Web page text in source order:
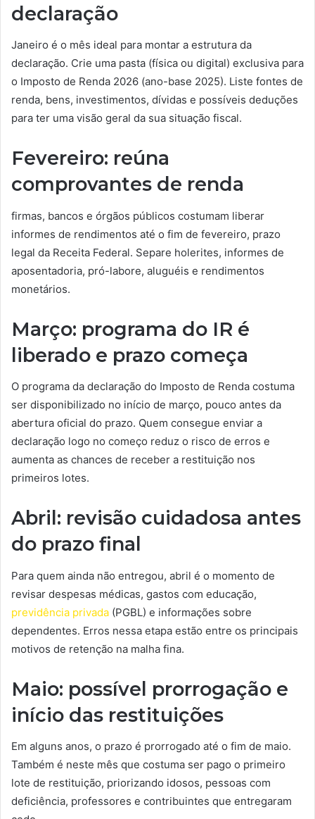
declaração
Janeiro é o mês ideal para montar a estrutura da
declaração. Crie uma pasta (física ou digital) exclusiva para
o Imposto de Renda 2026 (ano-base 2025). Liste fontes de
renda, bens, investimentos, dívidas e possíveis deduções
para ter uma visão geral da sua situação fiscal.
Fevereiro: reúna
comprovantes de renda
firmas, bancos e órgãos públicos costumam liberar
informes de rendimentos até o fim de fevereiro, prazo
legal da Receita Federal. Separe holerites, informes de
aposentadoria, pró-labore, aluguéis e rendimentos
monetários.
Março: programa do IR é
liberado e prazo começa
O programa da declaração do Imposto de Renda costuma
ser disponibilizado no início de março, pouco antes da
abertura oficial do prazo. Quem consegue enviar a
declaração logo no começo reduz o risco de erros e
aumenta as chances de receber a restituição nos
primeiros lotes.
Abril: revisão cuidadosa antes
do prazo final
Para quem ainda não entregou, abril é o momento de
revisar despesas médicas, gastos com educação,
previdência privada (PGBL) e informações sobre
dependentes. Erros nessa etapa estão entre os principais
motivos de retenção na malha fina.
Maio: possível prorrogação e
início das restituições
Em alguns anos, o prazo é prorrogado até o fim de maio.
Também é neste mês que costuma ser pago o primeiro
lote de restituição, priorizando idosos, pessoas com
deficiência, professores e contribuintes que entregaram